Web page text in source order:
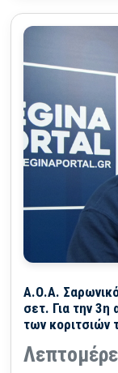
Α.Ο.Α.
σετ. Για την 3η
των κοριτσιών